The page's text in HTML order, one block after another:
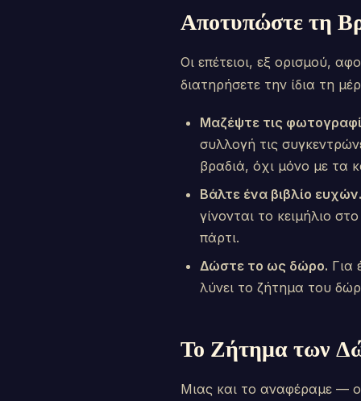
Αποτυπώστε τη
Οι επέτειοι, εξ ορισμού,
διατηρήσετε την ίδια τη
Μαζέψτε τις
συλλογή τις
βραδιά, όχι μόνο με τα
Βάλτε ένα βιβλίο ευχών.
γίνονται το κειμήλιο
πάρτι.
Δώστε το ως δώρο. Για
λύνει το ζήτημα του
Το Ζήτημα των
Μιας και το αναφέραμε —